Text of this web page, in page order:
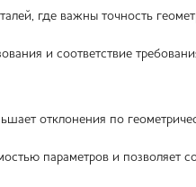
где важны точность
и соответствие
отклонения по
параметров и позволяет